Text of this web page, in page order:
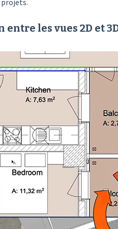
entre les vues 2D et